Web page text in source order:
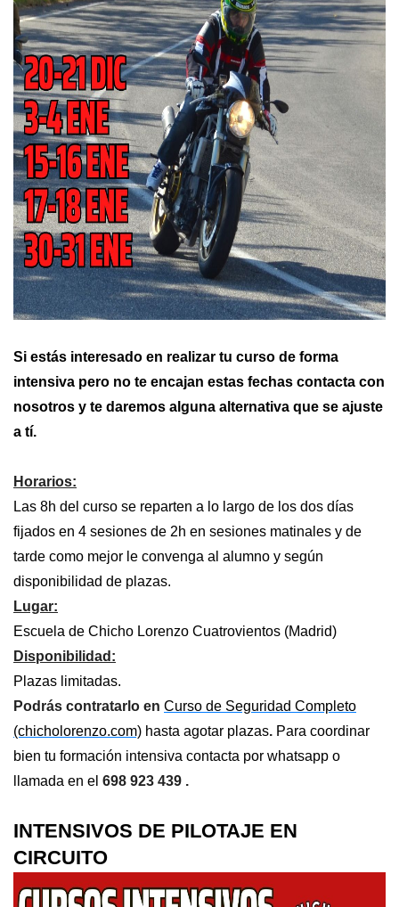
Si estás interesado en realizar tu curso de forma
intensiva pero no te encajan estas fechas contacta con
nosotros y te daremos alguna alternativa que se ajuste
a tí.
Horarios:
Las 8h del curso se reparten a lo largo de los dos días
fijados en 4 sesiones de 2h en sesiones matinales y de
tarde como mejor le convenga al alumno y según
disponibilidad de plazas.
Lugar:
Escuela de Chicho Lorenzo Cuatrovientos (Madrid)
Disponibilidad:
Plazas limitadas.
Podrás contratarlo en Curso de Seguridad Completo
(chicholorenzo.com) hasta agotar plazas. Para coordinar
bien tu formación intensiva contacta por whatsapp o
llamada en el 698 923 439 .
INTENSIVOS DE PILOTAJE EN
CIRCUITO